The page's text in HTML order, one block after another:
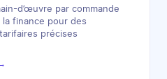
d’œuvre par commande
la finance pour des
précises